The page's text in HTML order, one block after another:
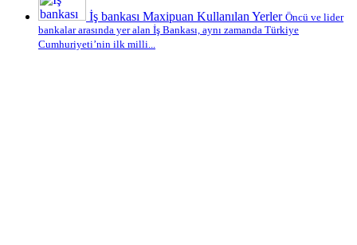
İş bankası Maxipuan Kullanılan Yerler Öncü ve lider
bankalar arasında yer alan İş Bankası, aynı zamanda Türkiye
Cumhuriyeti’nin ilk milli...